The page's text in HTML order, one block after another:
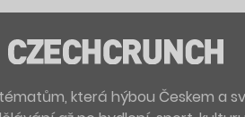
která hýbou Českem a